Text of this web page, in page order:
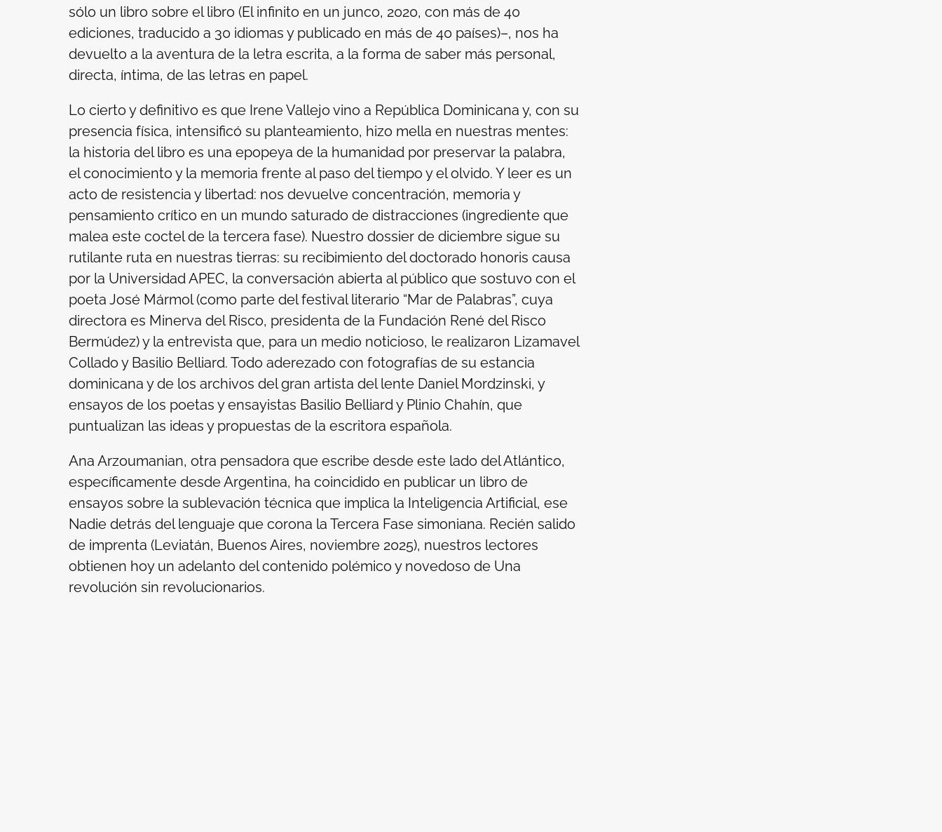
sólo un libro sobre el libro (El infinito en un junco, 2020, con más de 40
ediciones, traducido a 30 idiomas y publicado en más de 40 países)–, nos ha
devuelto a la aventura de la letra escrita, a la forma de saber más personal,
directa, íntima, de las letras en papel.
Lo cierto y definitivo es que Irene Vallejo vino a República Dominicana y, con su
presencia física, intensificó su planteamiento, hizo mella en nuestras mentes:
la historia del libro es una epopeya de la humanidad por preservar la palabra,
el conocimiento y la memoria frente al paso del tiempo y el olvido. Y leer es un
acto de resistencia y libertad: nos devuelve concentración, memoria y
pensamiento crítico en un mundo saturado de distracciones (ingrediente que
malea este coctel de la tercera fase). Nuestro dossier de diciembre sigue su
rutilante ruta en nuestras tierras: su recibimiento del doctorado honoris causa
por la Universidad APEC, la conversación abierta al público que sostuvo con el
poeta José Mármol (como parte del festival literario “Mar de Palabras”, cuya
directora es Minerva del Risco, presidenta de la Fundación René del Risco
Bermúdez) y la entrevista que, para un medio noticioso, le realizaron Lizamavel
Collado y Basilio Belliard. Todo aderezado con fotografías de su estancia
dominicana y de los archivos del gran artista del lente Daniel Mordzinski, y
ensayos de los poetas y ensayistas Basilio Belliard y Plinio Chahín, que
puntualizan las ideas y propuestas de la escritora española.
Ana Arzoumanian, otra pensadora que escribe desde este lado del Atlántico,
específicamente desde Argentina, ha coincidido en publicar un libro de
ensayos sobre la sublevación técnica que implica la Inteligencia Artificial, ese
Nadie detrás del lenguaje que corona la Tercera Fase simoniana. Recién salido
de imprenta (Leviatán, Buenos Aires, noviembre 2025), nuestros lectores
obtienen hoy un adelanto del contenido polémico y novedoso de Una
revolución sin revolucionarios.